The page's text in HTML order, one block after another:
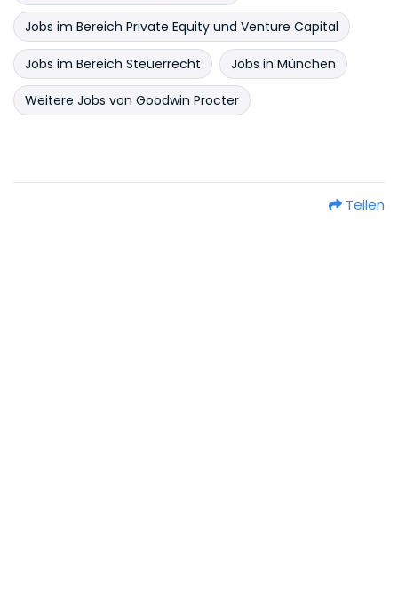
Jobs im Bereich Private Equity und Venture Capital
Jobs im Bereich Steuerrecht Jobs in München
Weitere Jobs von Goodwin Procter
Teilen